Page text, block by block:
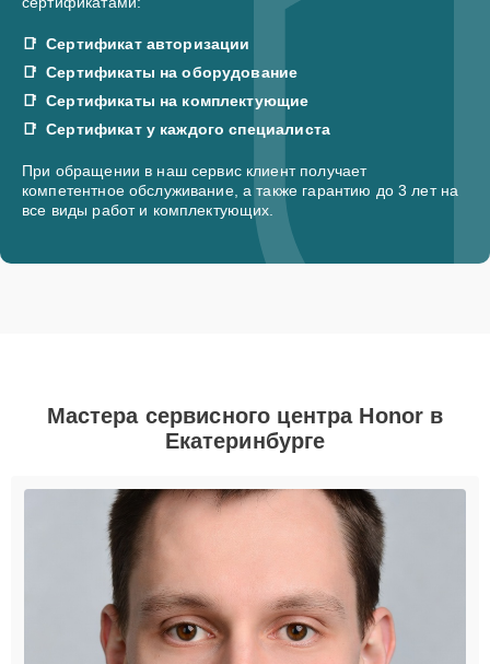
Сертификат авторизации
Сертификаты на оборудование
Сертификаты на комплектующие
Сертификат у каждого специалиста
При обращении в наш сервис клиент получает
компетентное обслуживание, а также гарантию до 3 лет на
все виды работ и комплектующих.
Мастера сервисного центра Honor в
Екатеринбурге